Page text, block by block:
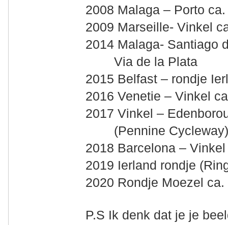
2008 Malaga – Porto
2009 Marseille- Vinkel
2014 Malaga- Santiago
Via de la Plata
2015 Belfast – rondje
2016 Venetie – Vinkel
2017 Vinkel –
(Pennine
2018 Barcelona –
2019 Ierland rondje
2020 Rondje Moezel
P.S Ik denk dat je je